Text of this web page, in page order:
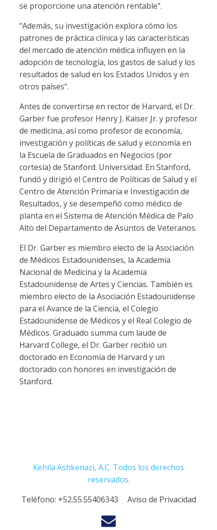
se proporcione una atención rentable".
"Además, su investigación explora cómo los
patrones de práctica clínica y las características
del mercado de atención médica influyen en la
adopción de tecnología, los gastos de salud y los
resultados de salud en los Estados Unidos y en
otros países".
Antes de convertirse en rector de Harvard, el Dr.
Garber fue profesor Henry J. Kaiser Jr. y profesor
de medicina, así como profesor de economía,
investigación y políticas de salud y economía en
la Escuela de Graduados en Negocios (por
cortesía) de Stanford. Universidad. En Stanford,
fundó y dirigió el Centro de Políticas de Salud y el
Centro de Atención Primaria e Investigación de
Resultados, y se desempeñó como médico de
planta en el Sistema de Atención Médica de Palo
Alto del Departamento de Asuntos de Veteranos.
El Dr. Garber es miembro electo de la Asociación
de Médicos Estadounidenses, la Academia
Nacional de Medicina y la Academia
Estadounidense de Artes y Ciencias. También es
miembro electo de la Asociación Estadounidense
para el Avance de la Ciencia, el Colegio
Estadounidense de Médicos y el Real Colegio de
Médicos. Graduado summa cum laude de
Harvard College, el Dr. Garber recibió un
doctorado en Economía de Harvard y un
doctorado con honores en investigación de
Stanford.
Kehila Ashkenazi, A.C. Todos los derechos
reservados.
Teléfono: +52.55.55406343 Aviso de Privacidad